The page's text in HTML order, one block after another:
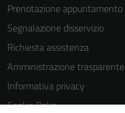
Prenotazione appuntamento
Segnalazione disservizio
Richiesta assistenza
Amministrazione trasparente
Informativa privacy
Cookie Policy